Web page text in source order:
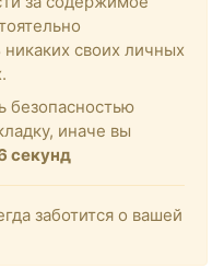
никаких своих личных
безопасностью
иначе вы
секунд
заботится о вашей